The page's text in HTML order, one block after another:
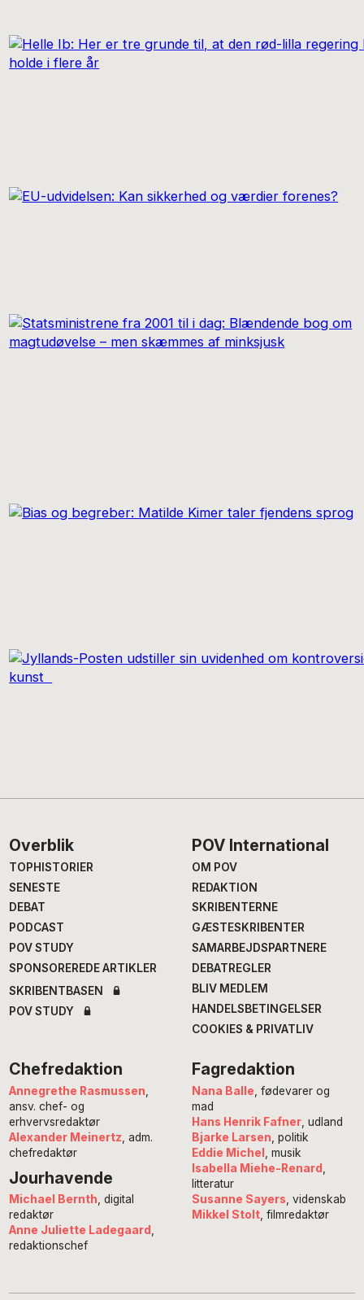
Footer
Overblik
TOPHISTORIER
SENESTE
DEBAT
PODCAST
POV STUDY
SPONSOREREDE ARTIKLER
SKRIBENTBASEN
POV STUDY
POV International
OM POV
REDAKTION
SKRIBENTERNE
GÆSTESKRIBENTER
SAMARBEJDSPARTNERE
DEBATREGLER
BLIV MEDLEM
HANDELSBETINGELSER
COOKIES & PRIVATLIV
Chefredaktion
Annegrethe Rasmussen
ansv. chef- og
erhvervsredaktør
Alexander Meinertz , adm.
chefredaktør
Jourhavende
Michael Bernth, digital
redaktør
Anne Juliette Ladegaard ,
redaktionschef
Fagredaktion
Nana Balle , fødevarer og
mad
Hans Henrik Fafner, udland
Bjarke Larsen , politik
Eddie Michel
, musik
Isabella Miehe-Renard
litteratur
Susanne Sayers , videnskab
Mikkel Stolt, filmredaktør